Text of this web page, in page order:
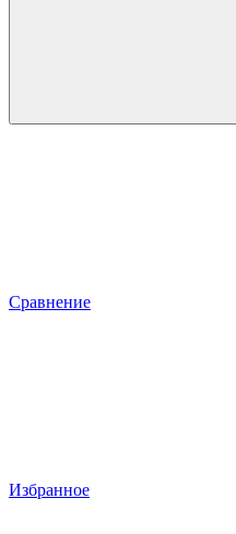
Сравнение
Избранное